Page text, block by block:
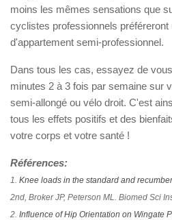
moins les mêmes sensations que
cyclistes professionnels
d'appartement semi-professionnel.
Dans tous les cas, essayez de
minutes 2 à 3 fois par semaine sur
semi-allongé ou vélo droit. C'est
tous les effets positifs et des
votre corps et votre santé !
Références:
1. Knee loads in the standard and
2nd, Broker JP, Peterson ML. Biomed Sci
2. Influence of Hip Orientation on Wingate